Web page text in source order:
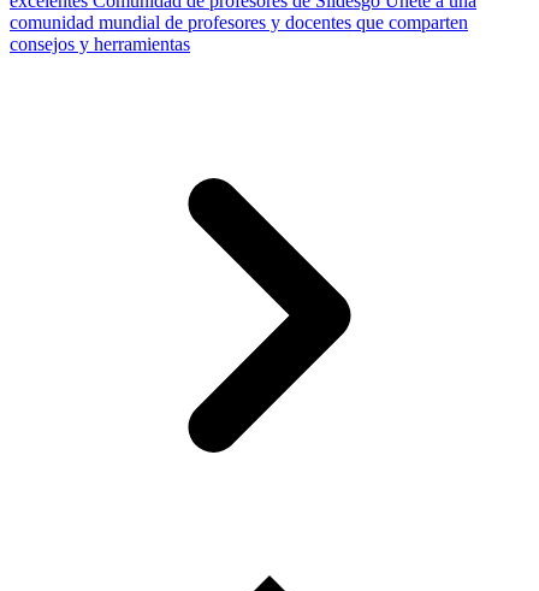
comunidad mundial de profesores y docentes que comparten
consejos y herramientas